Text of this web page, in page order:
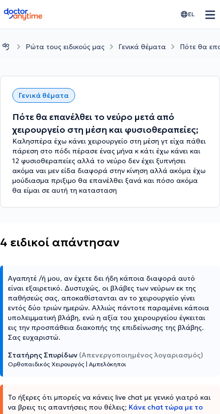
doctoranytime EL
Ρώτα τους ειδικούς μας Γενικά θέματα Πότε θα
Γενικά θέματα
Πότε θα επανέλθει το νεύρο μετά από
χειρουργείο στη μέση και φυσιοθεραπείες;
Καλησπέρα έχω κάνει χειρουργείο στη μέση γτ είχα πάθει
πάρεση στο πόδι πέρασε ένας μήνα κ κάτι έχω κάνει και
12 φυσιοθεραπείες αλλά το νεύρο δεν έχει ξυπνήσει
ακόμα ναι μεν είδα διαφορά στην κίνηση αλλά ακόμα έχω
μούδιασμα πριξιμο θα επανέλθει ξανά και πόσο ακόμα
θα είμαι σε αυτή τη κατασταση
4 ειδικοί απάντησαν
Αγαπητέ /ή μου, αν έχετε δει ήδη κάποια διαφορά αυτό
είναι εξαιρετικό. Δυστυχώς, οι βλάβες των νεύρων εκ της
παθήσεώς σας, αποκαθίστανται αν το χειρουργείο γίνει
εντός δύο τριών ημερών. Αλλιώς πάντοτε παραμένει κάποια
υπολειμματική βλάβη, ενώ η αξία του χειρουργείου έγκειται
εις την προσπάθεια διακοπής της επιδείνωσης της βλάβης.
Σας ευχαριστώ.
Στατήρης Σπυρίδων (Απενεργοποιημένος λογαριασμός)
Ορθοπαιδικός Χειρουργός Αμπελόκηποι
Το ήξερες ότι μπορείς να κάνεις live chat με γενικό γιατρό και
να βρεις τις απαντήσεις που θέλεις; Κάνε chat τώρα με το